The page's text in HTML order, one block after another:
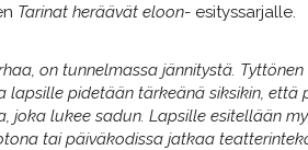
Tarinat heräävät eloon- esityssarjalle.
on tunnelmassa jännitystä.
lapsille pidetään tärkeänä siksikin,
joka lukee sadun. Lapsille esitellään
tai päiväkodissa jatkaa